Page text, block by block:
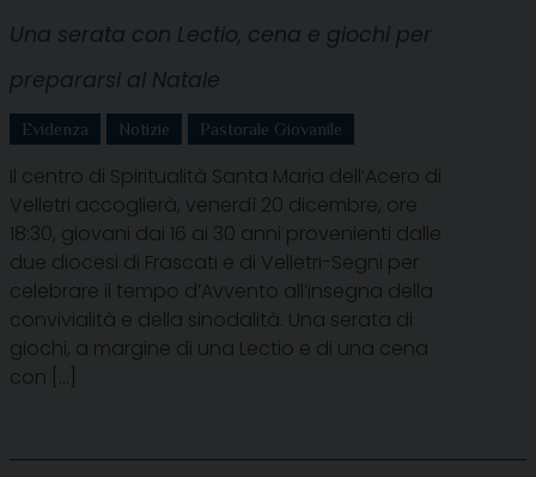
Una serata con Lectio, cena e giochi per
prepararsi al Natale
Evidenza Notizie Pastorale Giovanile
Il centro di Spiritualità Santa Maria dell’Acero di
Velletri accoglierà, venerdì 20 dicembre, ore
18:30, giovani dai 16 ai 30 anni provenienti dalle
due diocesi di Frascati e di Velletri-Segni per
celebrare il tempo d’Avvento all’insegna della
convivialità e della sinodalità. Una serata di
giochi, a margine di una Lectio e di una cena
con […]